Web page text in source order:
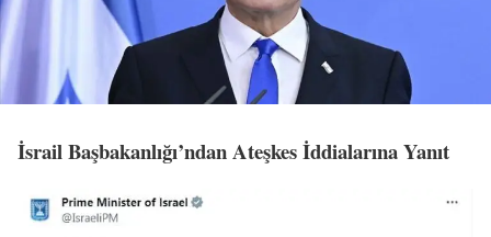
İsrail Başbakanlığı’ndan Ateşkes İddialarına Yanıt